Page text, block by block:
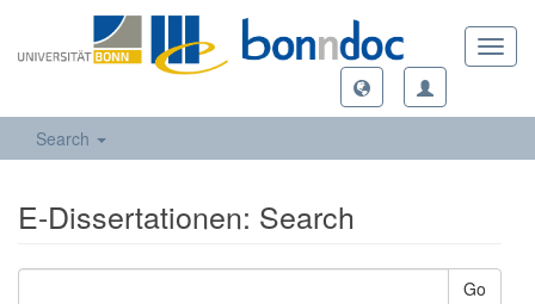
Search
E-Dissertationen: Search
Go